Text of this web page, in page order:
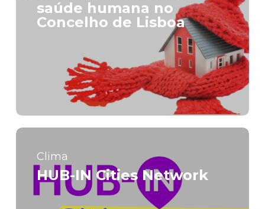
saúde humana no
Concelho de Lisboa
Clima
HUB-IN Cities Network